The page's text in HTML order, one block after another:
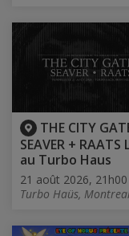
THE CITY
SEAVER + RAATS
au Turbo Haus
21 août 2026, 21h00
Turbo Haüs,